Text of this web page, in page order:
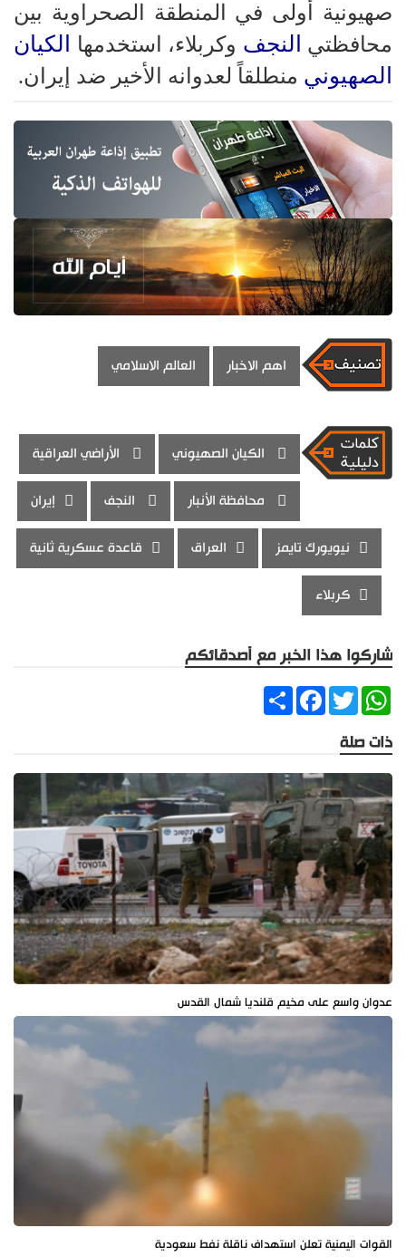
صهيونية أولى في المنطقة الصحراوية بين
محافظتي النجف وكربلاء، استخدمها
الكيان
الصهيوني منطلقاً لعدوانه الأخير ضد إيران.
اهم الاخبار العالم الاسلامي
الكيان الصهيوني الأراضي العراقية
محافظة الأنبار النجف إيران
نيويورك تايمز العراق قاعدة عسكرية ثانية
كربلاء
شاركوا هذا الخبر مع أصدقائكم
ShareFacebookTwitter
WhatsApp
ذات صلة
عدوان واسع على مخيم قلنديا شمال القدس
القوات اليمنية تعلن استهداف ناقلة نفط سعودية